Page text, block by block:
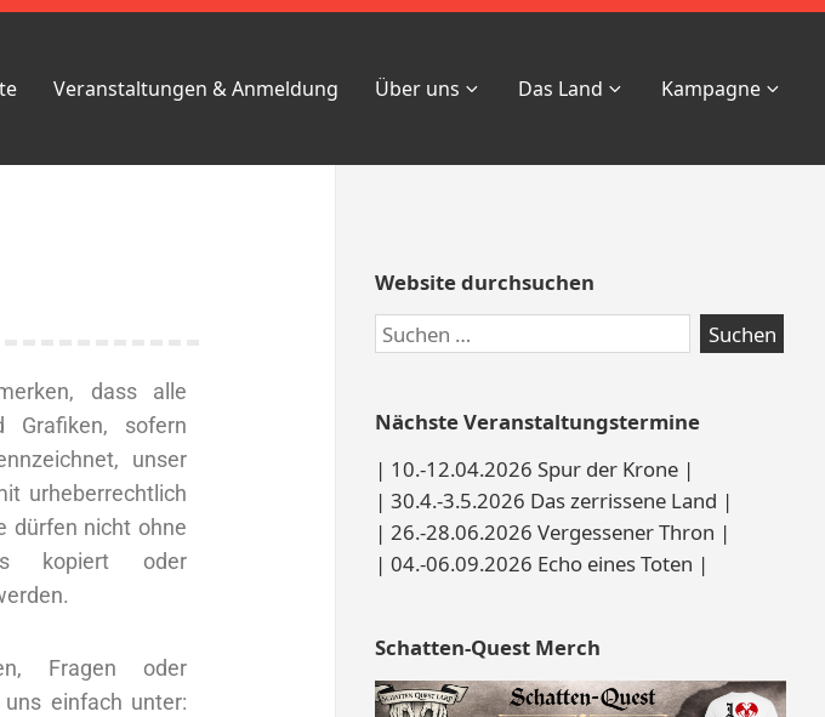
Veranstaltungen & Anmeldung Über uns Das Land Kampagne
dass alle
Grafiken, sofern
unser
urheberrechtlich
dürfen nicht ohne
kopiert oder
Fragen oder
einfach unter:
Website durchsuchen
Nächste Veranstaltungstermine
| 10.-12.04.2026 Spur der Krone |
| 30.4.-3.5.2026 Das zerrissene Land |
| 26.-28.06.2026 Vergessener Thron |
| 04.-06.09.2026 Echo eines Toten |
Schatten-Quest Merch